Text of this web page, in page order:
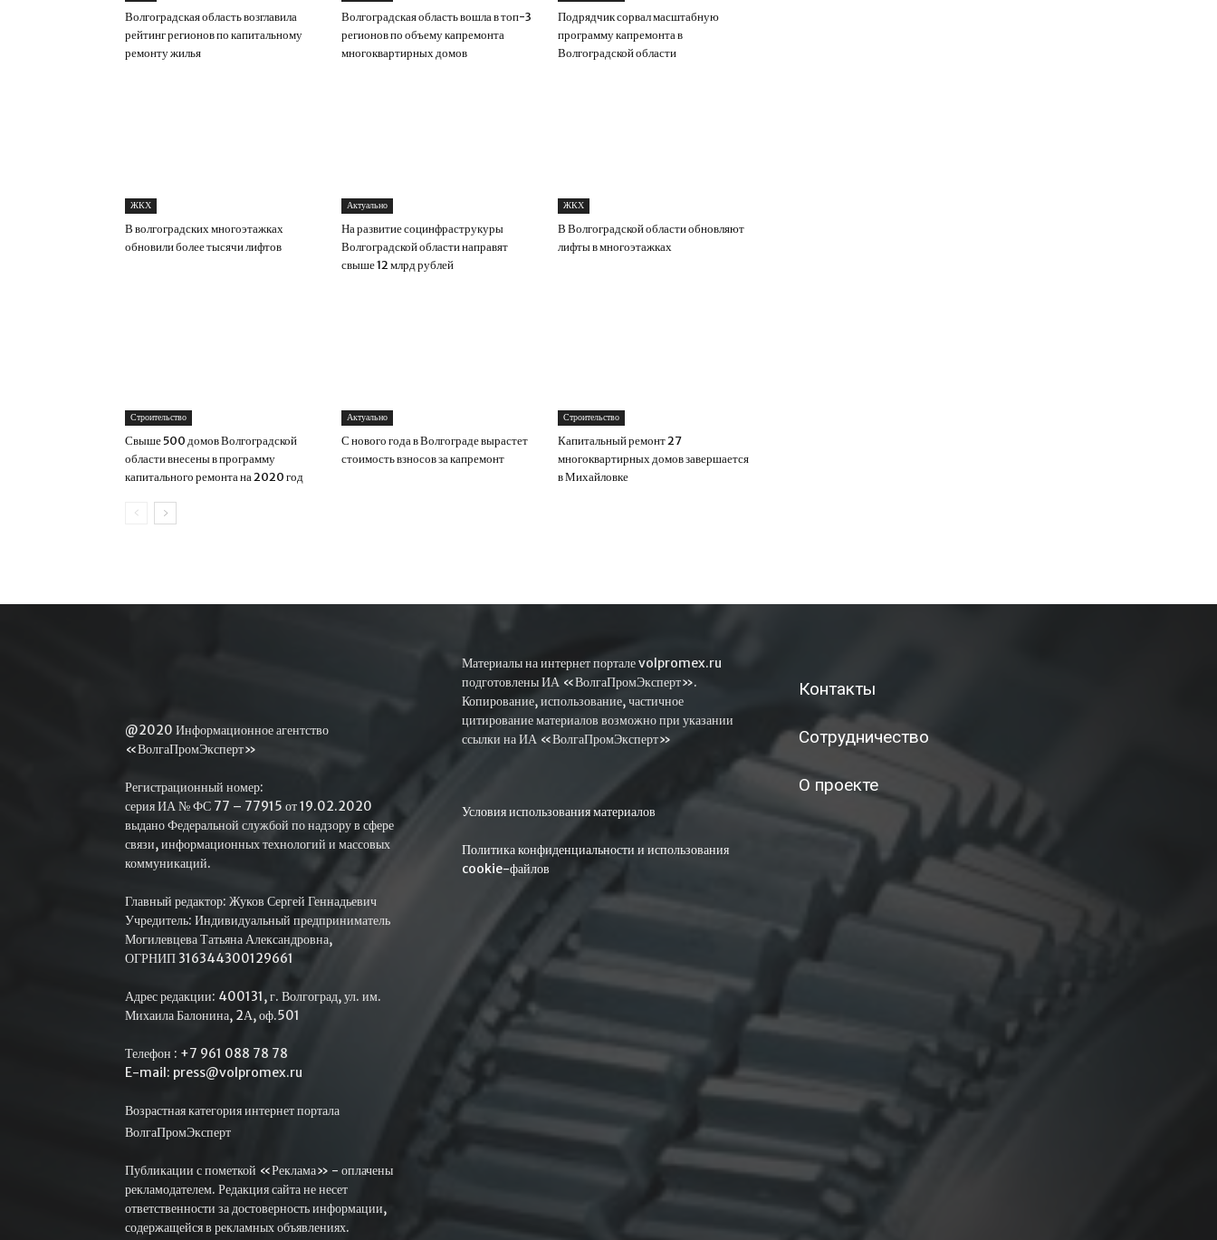
Волгоградская область возглавила
рейтинг регионов по капитальному
ремонту жилья
Волгоградская область вошла в топ-3
регионов по объему капремонта
многоквартирных домов
Подрядчик сорвал масштабную
программу капремонта в
Волгоградской области
ЖКХ
В волгоградских многоэтажках
обновили более тысячи лифтов
Актуально
На развитие социнфраструкуры
Волгоградской области направят
свыше 12 млрд рублей
ЖКХ
В Волгоградской области обновляют
лифты в многоэтажках
Строительство
Свыше 500 домов Волгоградской
области внесены в программу
капитального ремонта на 2020 год
Актуально
С нового года в Волгограде вырастет
стоимость взносов за капремонт
Строительство
Капитальный ремонт 27
многоквартирных домов завершается
в Михайловке
@2020 Информационное агентство
«ВолгаПромЭксперт»
Регистрационный номер:
серия ИА № ФС 77 – 77915 от 19.02.2020
выдано Федеральной службой по надзору в сфере
связи, информационных технологий и массовых
коммуникаций.
Главный редактор: Жуков Сергей Геннадьевич
Учредитель: Индивидуальный предприниматель
Могилевцева Татьяна Александровна,
ОГРНИП 316344300129661
Адрес редакции: 400131, г. Волгоград, ул. им.
Михаила Балонина, 2А, оф.501
Телефон : +7 961 088 78 78
E-mail: press@volpromex.ru
Возрастная категория интернет портала
ВолгаПромЭксперт
Публикации с пометкой «Реклама» - оплачены
рекламодателем. Редакция сайта не несет
ответственности за достоверность информации,
содержащейся в рекламных объявлениях.
Материалы на интернет портале volpromex.ru
подготовлены ИА «ВолгаПромЭксперт».
Копирование, использование, частичное
цитирование материалов возможно при указании
ссылки на ИА «ВолгаПромЭксперт»
Условия использования материалов
Политика конфиденциальности и использования
cookie-файлов
Контакты
Сотрудничество
О проекте